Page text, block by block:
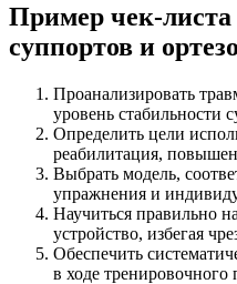
Пример чек-
суппортов и
Проанализировать
уровень стабильности
Определить цели
реабилитация,
Выбрать модель,
упражнения и
Научиться правильно
устройство, избегая
Обеспечить
в ходе тренировочного